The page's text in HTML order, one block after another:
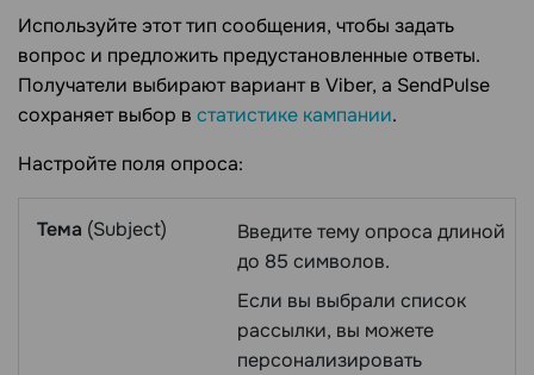
Используйте этот тип сообщения, чтобы задать
вопрос и предложить предустановленные ответы.
Получатели выбирают вариант в Viber, а SendPulse
сохраняет выбор в статистике кампании.
Настройте поля опроса:
Тема (Subject)
Введите тему опроса длиной
до 85 символов.
Если вы выбрали список
рассылки, вы можете
персонализировать